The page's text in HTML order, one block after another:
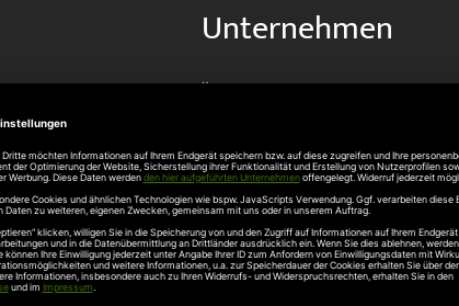
Unternehmen
Über uns
Hersteller
Hörmann Türen
Hörmann Sektionaltor